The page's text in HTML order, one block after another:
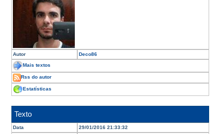
Autor Deco86
Mais textos
Rss do autor
Estatísticas
Texto
Data
29/01/2016 21:33:32